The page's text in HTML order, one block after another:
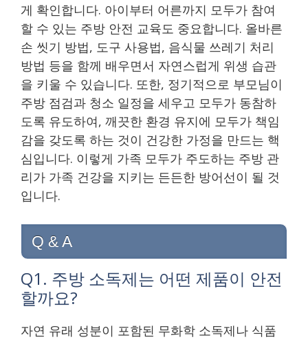
게 확인합니다. 아이부터 어른까지 모두가 참여
할 수 있는 주방 안전 교육도 중요합니다. 올바른
손 씻기 방법, 도구 사용법, 음식물 쓰레기 처리
방법 등을 함께 배우면서 자연스럽게 위생 습관
을 키울 수 있습니다. 또한, 정기적으로 부모님이
주방 점검과 청소 일정을 세우고 모두가 동참하
도록 유도하여, 깨끗한 환경 유지에 모두가 책임
감을 갖도록 하는 것이 건강한 가정을 만드는 핵
심입니다. 이렇게 가족 모두가 주도하는 주방 관
리가 가족 건강을 지키는 든든한 방어선이 될 것
입니다.
Q & A
Q1. 주방 소독제는 어떤 제품이 안전
할까요?
자연 유래 성분이 포함된 무화학 소독제나 식품